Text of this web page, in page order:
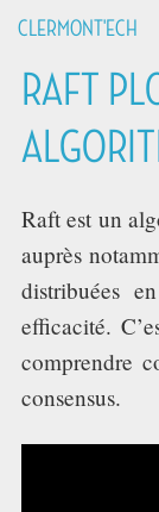
CLERMONT'ECH
MANIFESTO
API HOURS
TALKS
WORKSHOPS
RAFT
Raft est un
auprès
distribuées
efficacité.
comprendre
consensus.